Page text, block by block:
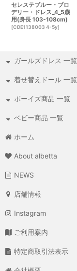
セレステブルー・ブロ
デリー・ドレス_4_5歳
用(身長 103-108cm)
[CDE1138003 4-5y]
ガールズドレス 一覧
着せ替えドール 一覧
ボーイズ商品 一覧
ベビー商品 一覧
ホーム
About albetta
NEWS
店舗情報
Instagram
ご利用案内
特定商取引法表示